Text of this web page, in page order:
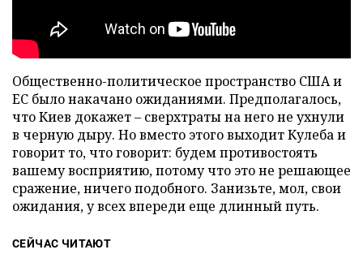
Общественно-политическое пространство США и
ЕС было накачано ожиданиями. Предполагалось,
что Киев докажет – сверхтраты на него не ухнули
в черную дыру. Но вместо этого выходит Кулеба и
говорит то, что говорит: будем противостоять
вашему восприятию, потому что это не решающее
сражение, ничего подобного. Занизьте, мол, свои
ожидания, у всех впереди еще длинный путь.
СЕЙЧАС ЧИТАЮТ